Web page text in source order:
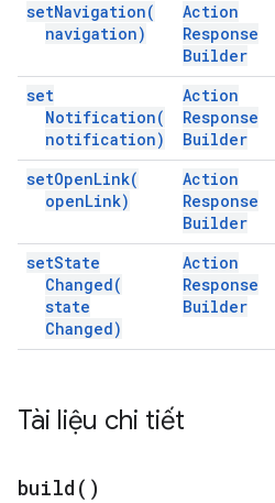
setNavigation(
navigation)
Action
Response
Builder
set
Notification(
notification)
Action
Response
Builder
setOpenLink(
openLink)
Action
Response
Builder
setState
Changed(
state
Changed)
Action
Response
Builder
Tài liệu chi tiết
build( )